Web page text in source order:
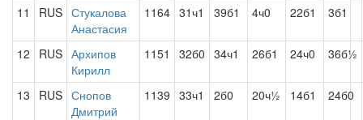
11 RUS Стукалова
Анастасия
1164 31ч1 39б1 4ч0 22б1 3б1
12 RUS Архипов
Кирилл
1151 32б0 34ч1 26б1 24ч0 36б½
13 RUS Снопов
Дмитрий
1139 33ч1 2б0 20ч½ 14б1 24б0